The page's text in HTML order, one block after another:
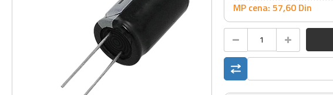
MP cena: 57,60 Din